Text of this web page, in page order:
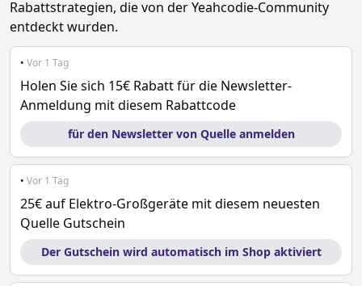
Rabattstrategien, die von der Yeahcodie-Community
entdeckt wurden.
• Vor 1 Tag
Holen Sie sich 15€ Rabatt für die Newsletter-
Anmeldung mit diesem Rabattcode
für den Newsletter von Quelle anmelden
• Vor 1 Tag
25€ auf Elektro-Großgeräte mit diesem neuesten
Quelle Gutschein
Der Gutschein wird automatisch im Shop aktiviert